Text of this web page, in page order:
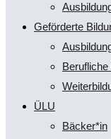
Geförderte
ÜLU
Bäcker*in